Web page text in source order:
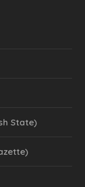
State)